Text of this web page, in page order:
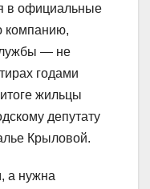
в официальные
компанию,
— не
годами
жильцы
депутату
Крыловой.
а нужна